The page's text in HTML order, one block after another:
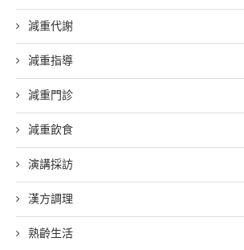
減重代謝
減重指導
減重門診
減重飲食
演講採訪
漢方調理
熟齡生活